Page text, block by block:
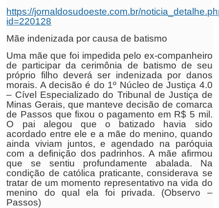
https://jornaldosudoeste.com.br/
id=220128
Mãe indenizada por causa de batismo
Uma mãe que foi impedida pelo ex-companheiro
de participar da cerimônia de batismo de seu
próprio filho deverá ser indenizada por danos
morais. A decisão é do 1º Núcleo de Justiça 4.0
– Cível Especializado do Tribunal de Justiça de
Minas Gerais, que manteve decisão de comarca
de Passos que fixou o pagamento em R$ 5 mil.
O pai alegou que o batizado havia sido
acordado entre ele e a mãe do menino, quando
ainda viviam juntos, e agendado na paróquia
com a definição dos padrinhos. A mãe afirmou
que se sentiu profundamente abalada. Na
condição de católica praticante, considerava se
tratar de um momento representativo na vida do
menino do qual ela foi privada. (Observo –
Passos)